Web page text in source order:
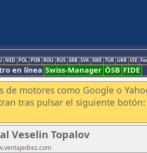
NED POL POR ROU RUS SRB SVK SWE TUR UKR VIE
en línea Swiss-Manager ÖSB FIDE
de motores como Google o
tras pulsar el siguiente botón:
Veselin Topalov